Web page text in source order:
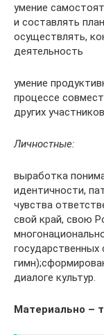
умение
и составлять
осуществлять,
деятельность
умение
процессе
других
Личностные:
выработка
идентичности,
чувства
свой край, свою
государственных
диалоге культур.
Материально –